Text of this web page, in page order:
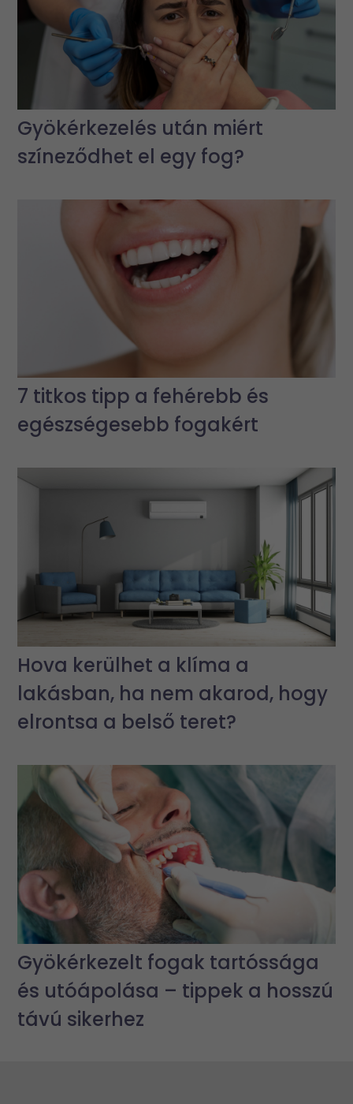
Gyökérkezelés után miért
színeződhet el egy fog?
7 titkos tipp a fehérebb és
egészségesebb fogakért
Hova kerülhet a klíma a
lakásban, ha nem akarod, hogy
elrontsa a belső teret?
Gyökérkezelt fogak tartóssága
és utóápolása – tippek a hosszú
távú sikerhez